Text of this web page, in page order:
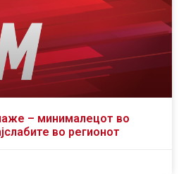
– минималецот во
во регионот